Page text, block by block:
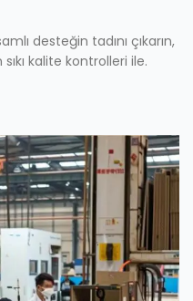
desteğin tadını çıkarın,
kalite kontrolleri ile.